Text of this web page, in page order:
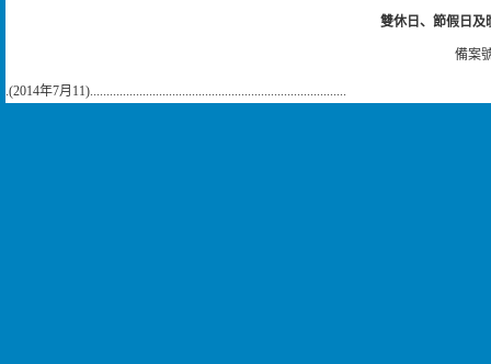
雙休日、節假日及
備案
.(2014年7月11)..............................................................................